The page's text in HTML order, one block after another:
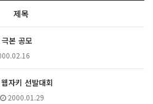
제목
본 공모
자키 선발대회
2000.01.29